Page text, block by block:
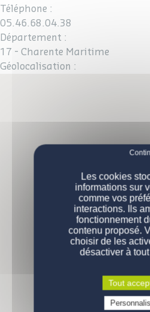
NOS MOBIL-
Nos modèles
Nos gammes
Configurations de
DEVENIR
Pourquoi acheter
Comment devenir
Prix d'un mobil-
La qualité des
Qui sommes-nous
Demande
VOUS ÊTES UN
Téléphone :
05.46.68.04.38
Département :
17 - Charente Maritime
Géolocalisation :
Les cookies
informations sur
comme vos
interactions. Ils
fonctionnement
contenu proposé.
choisir de les
désactiver à
Tout